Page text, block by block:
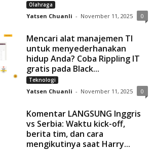
Olahraga
Yatsen Chuanli - November 11, 2025 0
Mencari alat manajemen TI
untuk menyederhanakan
hidup Anda? Coba Rippling IT
gratis pada Black...
Teknologi
Yatsen Chuanli - November 11, 2025 0
Komentar LANGSUNG Inggris
vs Serbia: Waktu kick-off,
berita tim, dan cara
mengikutinya saat Harry...